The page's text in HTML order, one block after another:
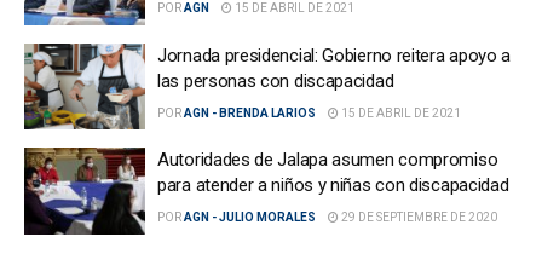
PORAGN 15 DE ABRIL DE 2021
Jornada presidencial: Gobierno reitera apoyo a
las personas con discapacidad
PORAGN - BRENDA LARIOS 15 DE ABRIL DE 2021
Autoridades de Jalapa asumen compromiso
para atender a niños y niñas con discapacidad
PORAGN - JULIO MORALES 29 DE SEPTIEMBRE DE 2020